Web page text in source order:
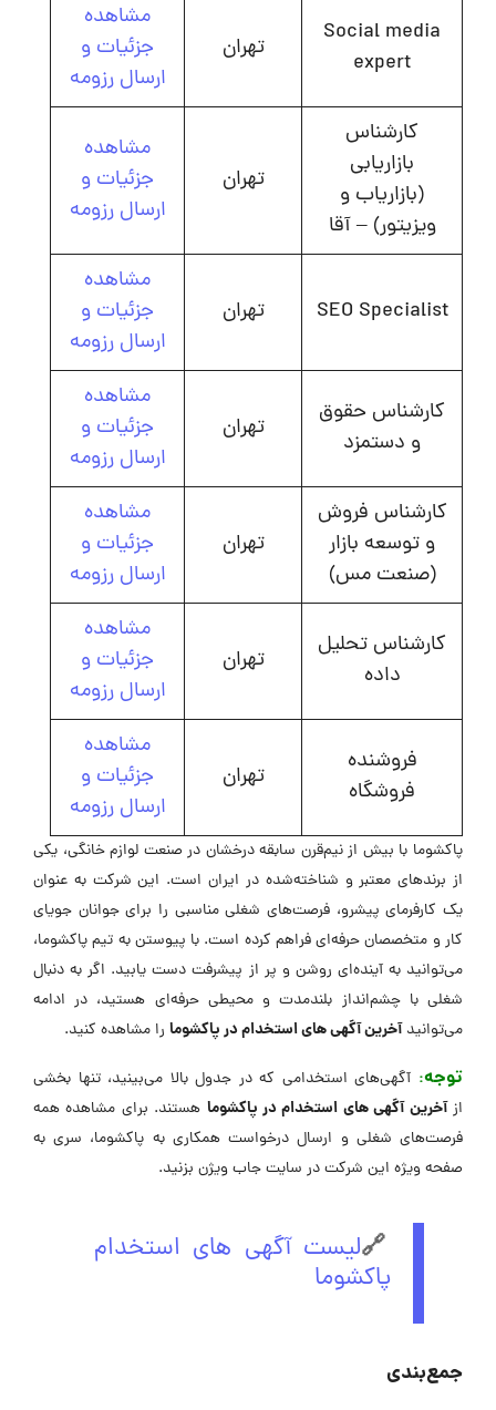
Social media
expert
تهران
مشاهده
جزئیات و
ارسال رزومه
کارشناس
بازاریابی
(بازاریاب و
ویزیتور) – آقا
تهران
مشاهده
جزئیات و
ارسال رزومه
SEO Specialist تهران
مشاهده
جزئیات و
ارسال رزومه
کارشناس حقوق
و دستمزد
تهران
مشاهده
جزئیات و
ارسال رزومه
کارشناس فروش
و توسعه بازار
(صنعت مس)
تهران
مشاهده
جزئیات و
ارسال رزومه
کارشناس تحلیل
داده
تهران
مشاهده
جزئیات و
ارسال رزومه
فروشنده
فروشگاه
تهران
مشاهده
جزئیات و
ارسال رزومه
پاکشوما با بیش از نیم‌قرن سابقه درخشان در صنعت لوازم خانگی، یکی
از برندهای معتبر و شناخته‌شده در ایران است. این شرکت به عنوان
یک کارفرمای پیشرو، فرصت‌های شغلی مناسبی را برای جوانان جویای
کار و متخصصان حرفه‌ای فراهم کرده است. با پیوستن به تیم پاکشوما،
می‌توانید به آینده‌ای روشن و پر از پیشرفت دست یابید. اگر به دنبال
شغلی با چشم‌انداز بلندمدت و محیطی حرفه‌ای هستید، در ادامه
می‌توانیدآخرین آگهی های استخدام در پاکشوما را مشاهده کنید.
توجه: آگهی‌های استخدامی که در جدول بالا می‌بینید، تنها بخشی
ازآخرین آگهی های استخدام در پاکشوما هستند. برای مشاهده همه
فرصت‌های شغلی و ارسال درخواست همکاری به پاکشوما، سری به
صفحه ویژه این شرکت در ‌سایت جاب ویژن بزنید.
🔗لیست آگهی های استخدام
پاکشوما
جمع‌بندی